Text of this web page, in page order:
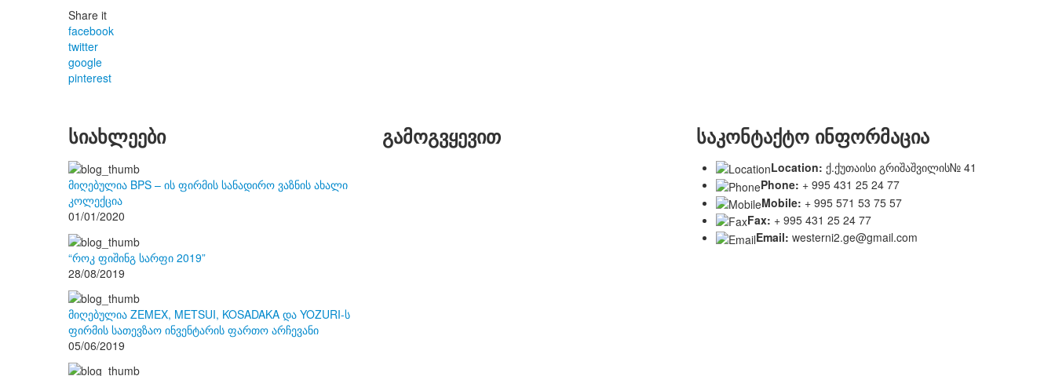
Share it
facebook
twitter
google
pinterest
სიახლეები
მიღებულია BPS – ის ფირმის სანადირო ვაზნის ახალი
კოლექცია
01/01/2020
“როკ ფიშინგ სარფი 2019”
28/08/2019
მიღებულია ZEMEX, METSUI, KOSADAKA და YOZURI-ს
ფირმის სათევზაო ინვენტარის ფართო არჩევანი
05/06/2019
გამოგვყევით საკონტაქტო ინფორმაცია
Location: ქ.ქუთაისი გრიშაშვილის№ 41
Phone: + 995 431 25 24 77
Mobile: + 995 571 53 75 57
Fax: + 995 431 25 24 77
Email: westerni2.ge@gmail.com